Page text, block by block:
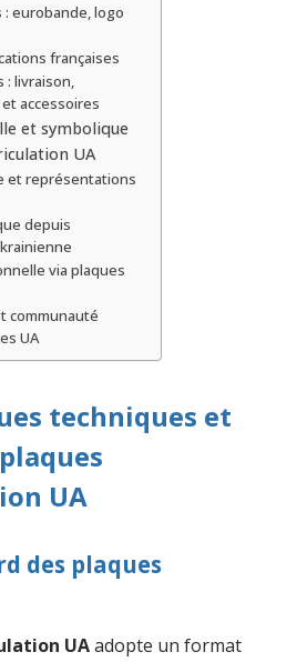
eurobande, logo
françaises
: livraison,
accessoires
et symbolique
UA
et représentations
depuis
via plaques
communauté
UA
techniques et
UA
des plaques
UAadopte un format